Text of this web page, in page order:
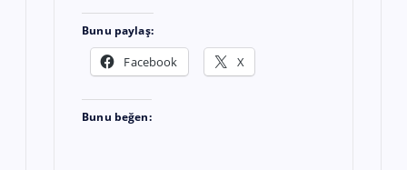
Bunu paylaş:
Facebook X
Bunu beğen: